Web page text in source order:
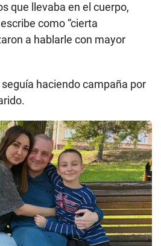
que llevaba en el cuerpo,
como “cierta
a hablarle con mayor
haciendo campaña por